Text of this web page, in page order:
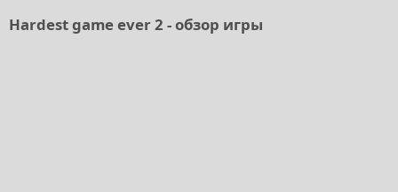
Hardest game ever 2 - обзор игры